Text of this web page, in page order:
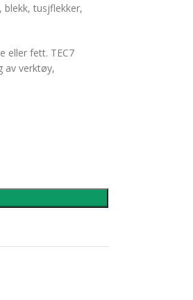
blekk, tusjflekker,
eller fett. TEC7
av verktøy,